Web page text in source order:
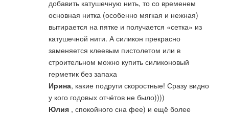
добавить катушечную нить, то со временем
основная нитка (особенно мягкая и нежная)
вытирается на пятке и получается «сетка» из
катушечной нити. А силикон прекрасно
заменяется клеевым пистолетом или в
строительном можно купить силиконовый
герметик без запаха
Ирина, какие подруги скоростные! Сразу видно
у кого годовых отчётов не было))))
Юлия , спокойного сна фее) и ещё более